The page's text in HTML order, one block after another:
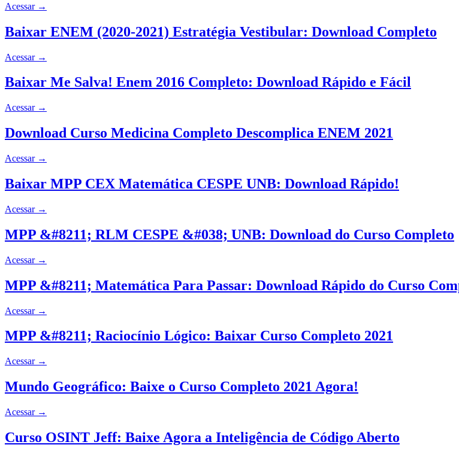
Acessar →
Baixar ENEM (2020-2021) Estratégia Vestibular: Download Completo
Acessar →
Baixar Me Salva! Enem 2016 Completo: Download Rápido e Fácil
Acessar →
Download Curso Medicina Completo Descomplica ENEM 2021
Acessar →
Baixar MPP CEX Matemática CESPE UNB: Download Rápido!
Acessar →
MPP &#8211; RLM CESPE &#038; UNB: Download do Curso Completo
Acessar →
MPP &#8211; Matemática Para Passar: Download Rápido do Curso
Acessar →
MPP &#8211; Raciocínio Lógico: Baixar Curso Completo 2021
Acessar →
Mundo Geográfico: Baixe o Curso Completo 2021 Agora!
Acessar →
Curso OSINT Jeff: Baixe Agora a Inteligência de Código Aberto